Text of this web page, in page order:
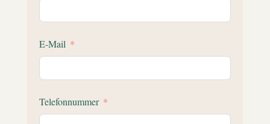
E-Mail
Telefonnummer